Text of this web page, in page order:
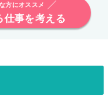
方にオススメ
仕事を考える